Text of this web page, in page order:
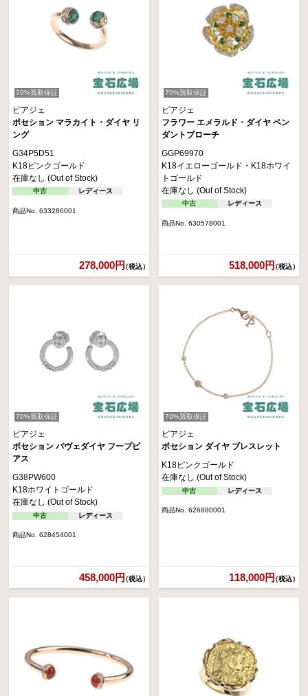
70%買取保証
ピアジェ
ポセション マラカイト・ダイヤ リ
ング
G34P5D51
K18ピンクゴールド
在庫なし (Out of Stock)
中古 レディース
商品No. 633286001
278,000円（税込）
70%買取保証
ピアジェ
フラワー エメラルド・ダイヤ ペン
ダントブローチ
GGP69970
K18イエローゴールド・K18ホワイ
トゴールド
在庫なし (Out of Stock)
中古 レディース
商品No. 630578001
518,000円（税込）
70%買取保証
ピアジェ
ポセション パヴェダイヤ フープピ
アス
G38PW600
K18ホワイトゴールド
在庫なし (Out of Stock)
中古 レディース
商品No. 628454001
458,000円（税込）
70%買取保証
ピアジェ
ポセション ダイヤ ブレスレット
K18ピンクゴールド
在庫なし (Out of Stock)
中古 レディース
商品No. 626880001
118,000円（税込）